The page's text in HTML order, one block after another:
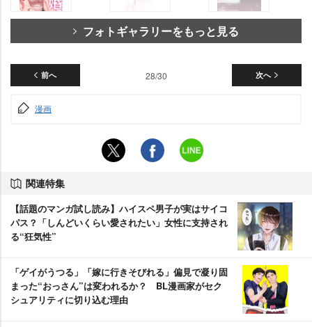
フォトギャラリーをもっと見る
前へ 次へ
28/30
漫画
関連特集
【話題のマンガ試し読み】ハイスペ男子が実はサイコ
パス？「しんどいくらい愛されたい」女性に支持され
る“狂気性”
「ゲイがうつる」「嫁に行きそびれる」偏見で凝り固
まった“おっさん”は変われるか？ BL漫画家がセク
シュアリティに切り込む理由